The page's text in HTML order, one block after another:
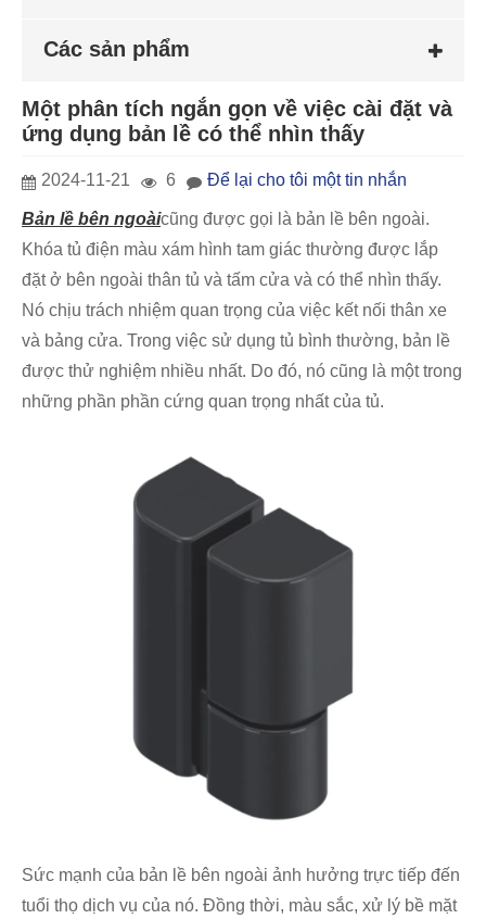
Các sản phẩm
Một phân tích ngắn gọn về việc cài đặt và
ứng dụng bản lề có thể nhìn thấy
2024-11-21 6 Để lại cho tôi một tin nhắn
Bản lề bên ngoàicũng được gọi là bản lề bên ngoài.
Khóa tủ điện màu xám hình tam giác thường được lắp
đặt ở bên ngoài thân tủ và tấm cửa và có thể nhìn thấy.
Nó chịu trách nhiệm quan trọng của việc kết nối thân xe
và bảng cửa. Trong việc sử dụng tủ bình thường, bản lề
được thử nghiệm nhiều nhất. Do đó, nó cũng là một trong
những phần phần cứng quan trọng nhất của tủ.
Sức mạnh của bản lề bên ngoài ảnh hưởng trực tiếp đến
tuổi thọ dịch vụ của nó. Đồng thời, màu sắc, xử lý bề mặt